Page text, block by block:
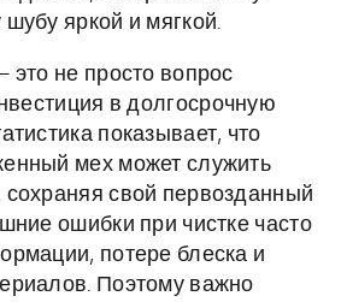
яркой и мягкой.
это не просто вопрос
в долгосрочную
показывает, что
мех может служить
сохраняя свой первозданный
ошибки при чистке часто
потере блеска и
Поэтому важно